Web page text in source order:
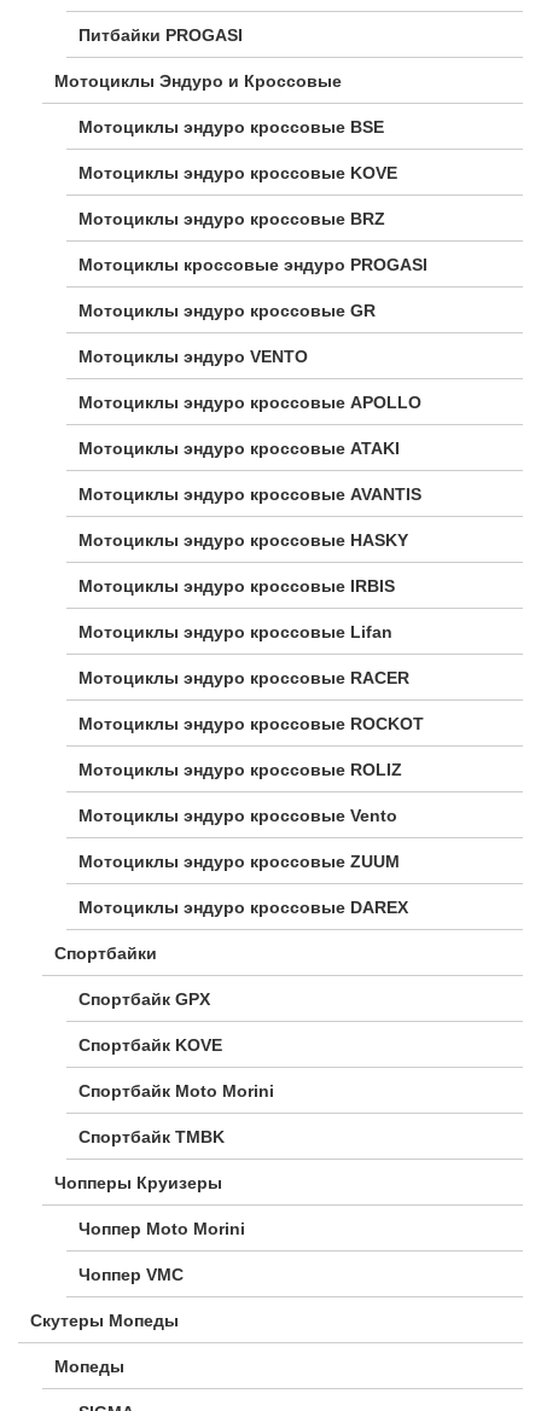
Питбайки PROGASI
Мотоциклы Эндуро и Кроссовые
Мотоциклы эндуро кроссовые BSE
Мотоциклы эндуро кроссовые KOVE
Мотоциклы эндуро кроссовые BRZ
Мотоциклы кроссовые эндуро PROGASI
Мотоциклы эндуро кроссовые GR
Мотоциклы эндуро VENTO
Мотоциклы эндуро кроссовые APOLLO
Мотоциклы эндуро кроссовые ATAKI
Мотоциклы эндуро кроссовые AVANTIS
Мотоциклы эндуро кроссовые HASKY
Мотоциклы эндуро кроссовые IRBIS
Мотоциклы эндуро кроссовые Lifan
Мотоциклы эндуро кроссовые RACER
Мотоциклы эндуро кроссовые ROCKOT
Мотоциклы эндуро кроссовые ROLIZ
Мотоциклы эндуро кроссовые Vento
Мотоциклы эндуро кроссовые ZUUM
Мотоциклы эндуро кроссовые DAREX
Спортбайки
Спортбайк GPX
Спортбайк KOVE
Спортбайк Moto Morini
Спортбайк TMBK
Чопперы Круизеры
Чоппер Moto Morini
Чоппер VMC
Скутеры Мопеды
Мопеды